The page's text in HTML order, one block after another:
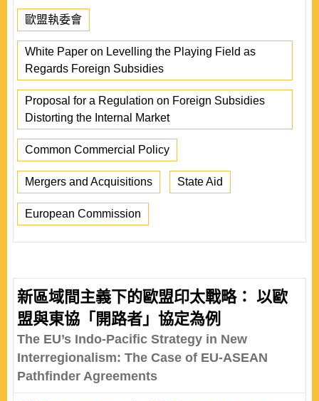
歐盟執委會
White Paper on Levelling the Playing Field as
Regards Foreign Subsidies
Proposal for a Regulation on Foreign Subsidies
Distorting the Internal Market
Common Commercial Policy
Mergers and Acquisitions State Aid
European Commission
新區域間主義下的歐盟印太戰略： 以歐
盟與東協「開路者」協定為例
The EU’s Indo-Pacific Strategy in New
Interregionalism: The Case of EU-ASEAN
Pathfinder Agreements